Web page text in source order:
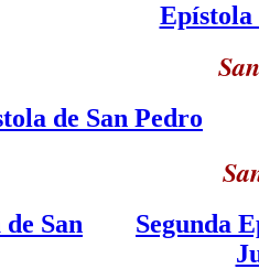
Epístola
de San Pedro
San
Segunda